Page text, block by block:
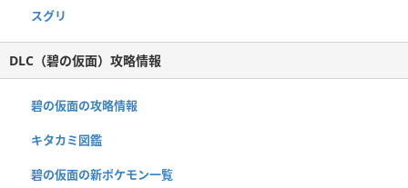
スグリ
DLC（碧の仮面）攻略情報
碧の仮面の攻略情報
キタカミ図鑑
碧の仮面の新ポケモン一覧